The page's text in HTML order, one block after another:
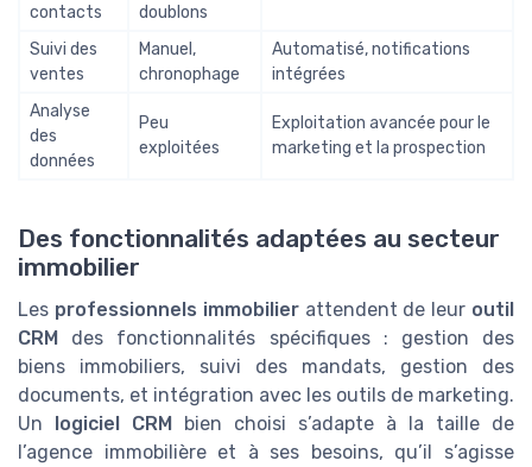
contacts
doublons
Suivi des
ventes
Manuel,
chronophage
Automatisé, notifications
intégrées
Analyse
des
données
Peu
exploitées
Exploitation avancée pour le
marketing et la prospection
Des fonctionnalités adaptées au secteur
immobilier
Les professionnels immobilierattendent de leur outil
CRM des fonctionnalités spécifiques : gestion des
biens immobiliers, suivi des mandats, gestion des
documents, et intégration avec les outils de marketing.
Un logiciel CRM bien choisi s’adapte à la taille de
l’agence immobilière et à ses besoins, qu’il s’agisse